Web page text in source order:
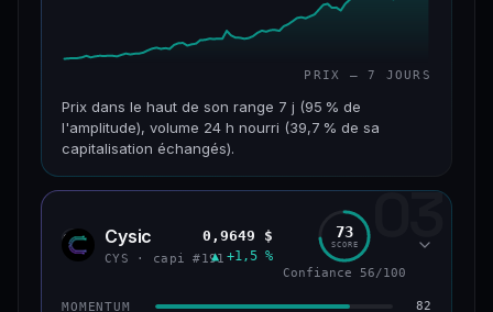
PRIX — 7 JOURS
Prix dans le haut de son range 7 j (95 % de
l'amplitude), volume 24 h nourri (39,7 % de sa
capitalisation échangés).
CAP. MARCHÉ VOLUME 24 H
VAR. 7 J VAR. 30 J
+203,1 %
03
CYS Cysic
CYS · capi #191
0,9649 $
▲ +1,5 %
73
SCORE
Confiance 56/100
MOMENTUM 82